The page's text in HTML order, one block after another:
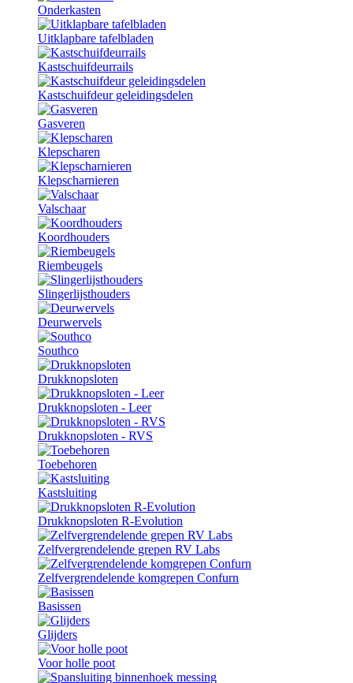
Onderkasten
Uitklapbare tafelbladen
Kastschuifdeurrails
Kastschuifdeur geleidingsdelen
Gasveren
Klepscharen
Klepscharnieren
Valschaar
Koordhouders
Riembeugels
Slingerlijsthouders
Deurwervels
Southco
Drukknopsloten
Drukknopsloten - Leer
Drukknopsloten - RVS
Toebehoren
Kastsluiting
Drukknopsloten R-Evolution
Zelfvergrendelende grepen RV Labs
Zelfvergrendelende komgrepen Confurn
Basissen
Glijders
Voor holle poot